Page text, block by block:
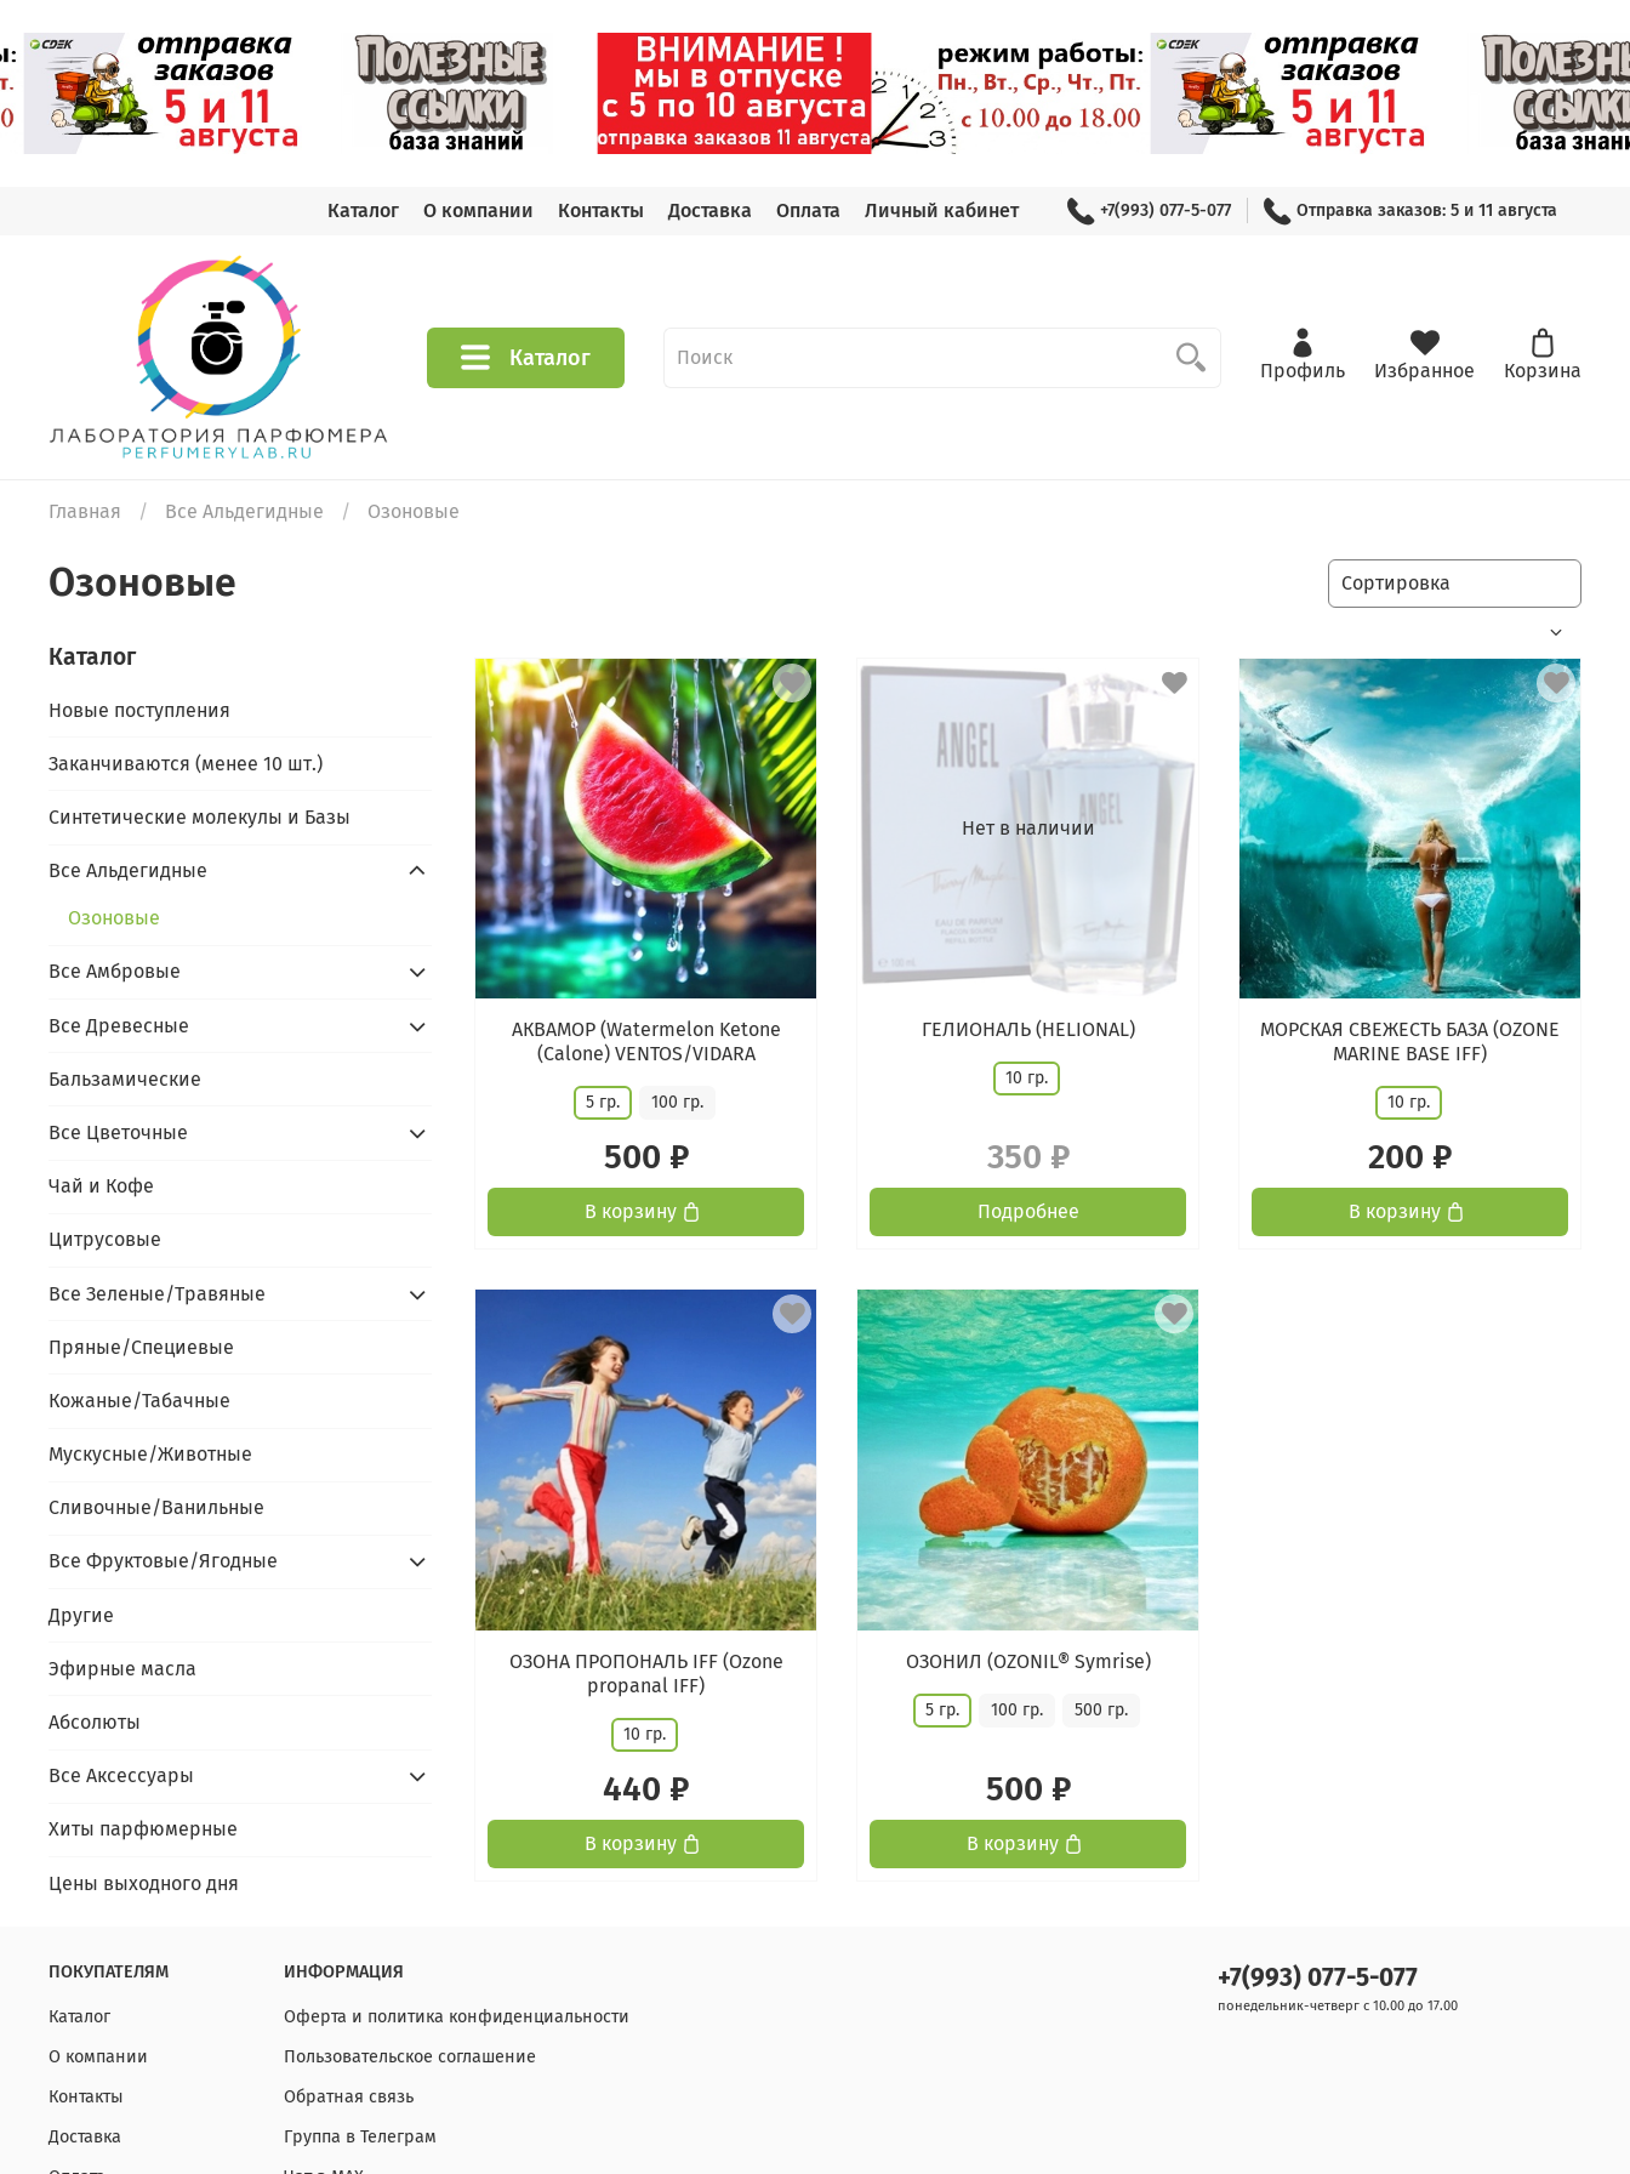
Каталог О компании Контакты Доставка Оплата Личный кабинет +7(993) 077-5-077 Отправка заказов: 5 и 11 августа
Каталог Профиль Избранное Корзина
Главная Все Альдегидные Озоновые
Озоновые
АКВАМОР (Watermelon Ketone
(Calone) VENTOS/VIDARA
5 гр. 100 гр.
500 ₽
В корзину
Нет в наличии
ГЕЛИОНАЛЬ (HELIONAL)
10 гр.
350 ₽
Подробнее
МОРСКАЯ СВЕЖЕСТЬ БАЗА (OZONE
MARINE BASE IFF)
10 гр.
200 ₽
В корзину
ОЗОНА ПРОПОНАЛЬ IFF (Оzone
propanal IFF)
10 гр.
440 ₽
В корзину
ОЗОНИЛ (OZONIL® Symrise)
5 гр. 100 гр. 500 гр.
500 ₽
В корзину
Каталог
Новые поступления
Заканчиваются (менее 10 шт.)
Синтетические молекулы и Базы
Все Альдегидные
Озоновые
Все Амбровые
Все Древесные
Бальзамические
Все Цветочные
Чай и Кофе
Цитрусовые
Все Зеленые/Травяные
Пряные/Специевые
Кожаные/Табачные
Мускусные/Животные
Сливочные/Ванильные
Все Фруктовые/Ягодные
Другие
Эфирные масла
Абсолюты
Все Аксессуары
Хиты парфюмерные
Цены выходного дня
ПОКУПАТЕЛЯМ
Каталог
О компании
Контакты
Доставка
ИНФОРМАЦИЯ
Оферта и политика конфиденциальности
Пользовательское соглашение
Обратная связь
Группа в Телеграм
+7(993) 077-5-077
понедельник-четверг с 10.00 до 17.00